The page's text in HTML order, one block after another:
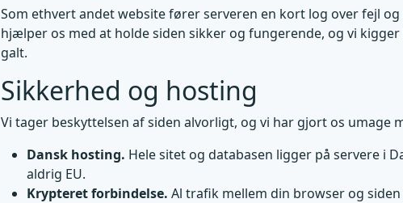
Som ethvert andet website fører serveren en kort log over fejl
hjælper os med at holde siden sikker og fungerende, og vi
galt.
Sikkerhed og hosting
Vi tager beskyttelsen af siden alvorligt, og vi har gjort os umage
Dansk hosting. Hele sitet og databasen ligger på servere i
aldrig EU.
Krypteret forbindelse. Al trafik mellem din browser og siden